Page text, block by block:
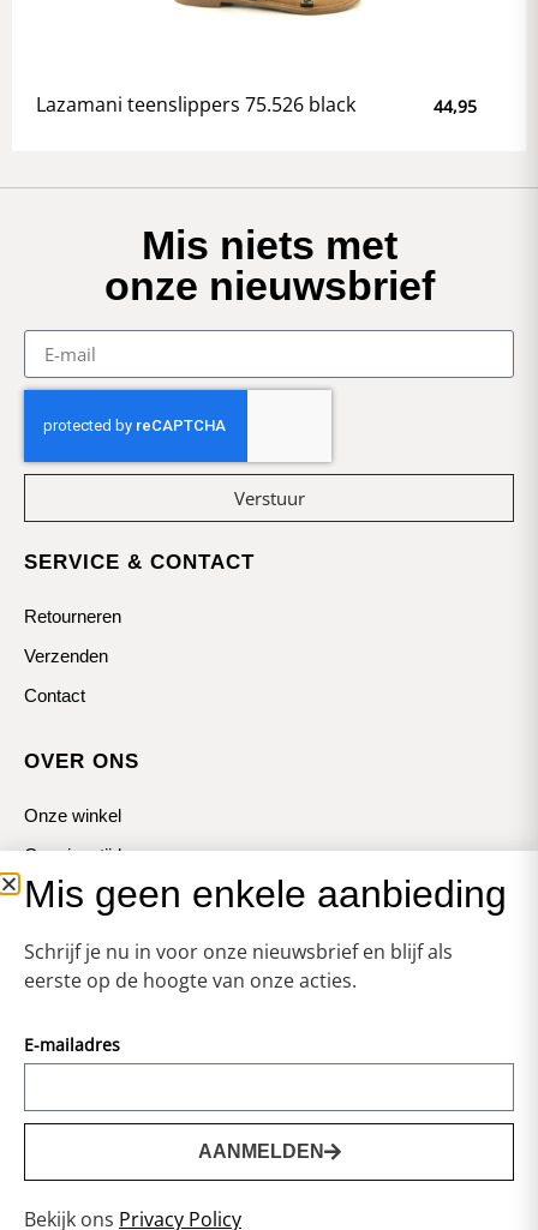
Lazamani teenslippers 75.526 black 44,95
Mis niets met
onze nieuwsbrief
Verstuur
SERVICE & CONTACT
Retourneren
Verzenden
Contact
OVER ONS
Onze winkel
Openingstijden
Koopzondagen
Vormgeving & Techniek:
Voorwaarden
Mis geen enkele aanbieding
Schrijf je nu in voor onze nieuwsbrief en blijf als
eerste op de hoogte van onze acties.
E-mailadres
AANMELDEN
Bekijk ons Privacy Policy